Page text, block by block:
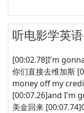
听电影学英
[00:02.78]I'm
你们直接去维加斯
money off my
[00:07.26]and I'm
美金回来